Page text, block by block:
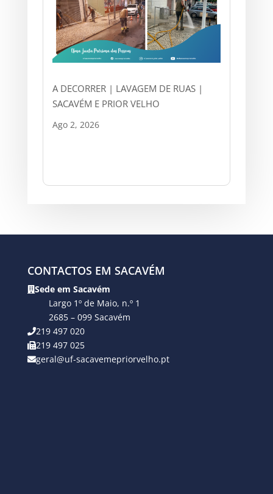
A DECORRER | LAVAGEM DE RUAS |
SACAVÉM E PRIOR VELHO
Ago 2, 2026
CONTACTOS EM SACAVÉM
Sede em Sacavém
Largo 1º de Maio, n.º 1
2685 – 099 Sacavém
219 497 020
219 497 025
geral@uf-sacavemepriorvelho.pt